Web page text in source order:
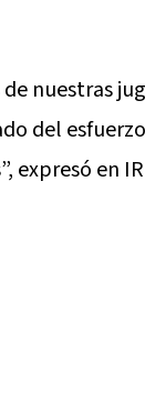
nuestras
del
expresó en